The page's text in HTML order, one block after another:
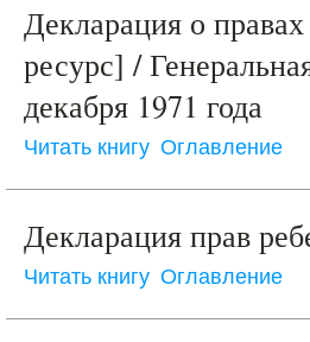
Декларация о
ресурс] /
декабря 1971 года
Читать книгу Оглавление
Декларация прав
Читать книгу Оглавление